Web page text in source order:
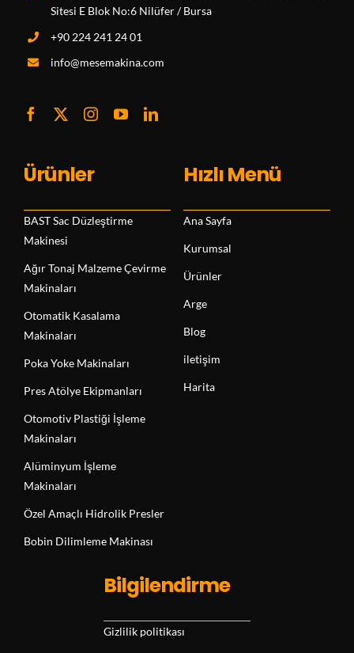
Sitesi E Blok No:6 Nilüfer / Bursa
+90 224 241 24 01
info@mesemakina.com
Ürünler
BAST Sac Düzleştirme
Makinesi
Ağır Tonaj Malzeme Çevirme
Makinaları
Otomatik Kasalama
Makinaları
Poka Yoke Makinaları
Pres Atölye Ekipmanları
Otomotiv Plastiği İşleme
Makinaları
Alüminyum İşleme
Makinaları
Özel Amaçlı Hidrolik Presler
Bobin Dilimleme Makinası
Hızlı Menü
Ana Sayfa
Kurumsal
Ürünler
Arge
Blog
iletişim
Harita
Bilgilendirme
Gizlilik politikası